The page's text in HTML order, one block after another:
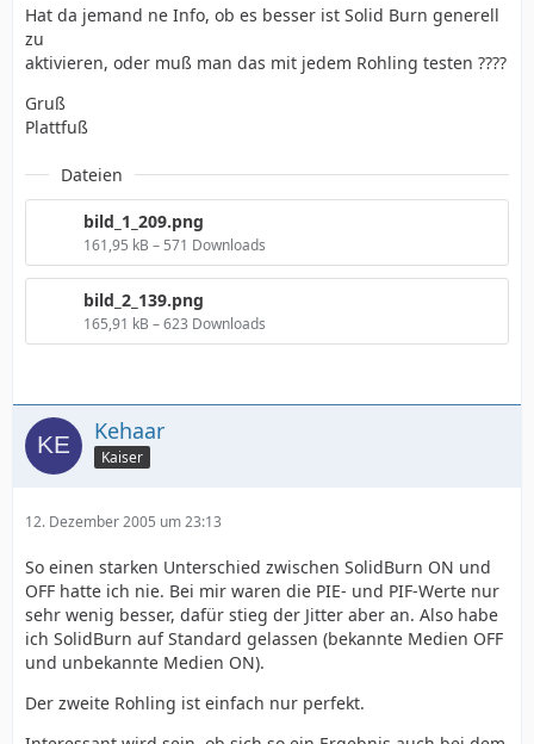
Hat da jemand ne Info, ob es besser ist Solid Burn generell
zu
aktivieren, oder muß man das mit jedem Rohling testen ????
Gruß
Plattfuß
Dateien
bild_1_209.png
161,95 kB – 571 Downloads
bild_2_139.png
165,91 kB – 623 Downloads
Kehaar
Kaiser
12. Dezember 2005 um 23:13
So einen starken Unterschied zwischen SolidBurn ON und
OFF hatte ich nie. Bei mir waren die PIE- und PIF-Werte nur
sehr wenig besser, dafür stieg der Jitter aber an. Also habe
ich SolidBurn auf Standard gelassen (bekannte Medien OFF
und unbekannte Medien ON).
Der zweite Rohling ist einfach nur perfekt.